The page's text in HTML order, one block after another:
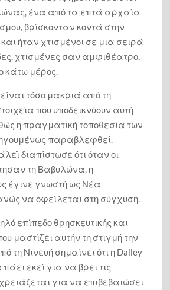
ένα από τα επτά αρχαία
βρίσκονταν κοντά στην
ήταν χτισμένοι σε μια σειρά
χτισμένες σαν αμφιθέατρο,
κάτω μέρος.
τόσο μακριά από τη
που υποδεικνύουν αυτή
η πραγματική τοποθεσία των
παραβλεφθεί.
διαπίστωσε ότι όταν οι
τη Βαβυλώνα, η
έγινε γνωστή ως Νέα
να οφείλεται στη σύγχυση.
επίπεδο θρησκευτικής και
μαστίζει αυτήν τη στιγμή την
τη Νινευή σημαίνει ότι η Dalley
εκεί για να βρει τις
για να επιβεβαιώσει